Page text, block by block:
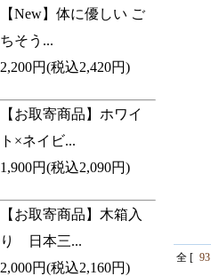
【New】体に優しい ご
ちそう...
2,200円(税込2,420円)
【お取寄商品】ホワイ
ト×ネイビ...
1,900円(税込2,090円)
【お取寄商品】木箱入
り 日本三...
2,000円(税込2,160円)
全 [ 93